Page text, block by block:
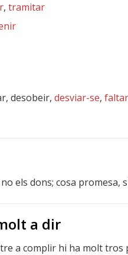
, tramitar
desobeir, desviar-se, faltar
els dons; cosa promesa,
a dir
a complir hi ha molt tros